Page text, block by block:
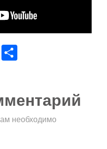
Odnoklassniki
необходимо